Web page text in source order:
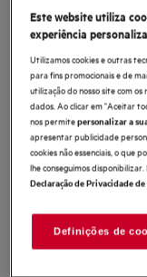
NSC7P751DS
Combinado
NoFrost
4.3 (43)
O combinado 7000
Mantém
Os novos frigoríficos
Este website utiliza
experiência
Utilizamos cookies e outras
para fins promocionais e de
utilização do nosso site com
dados. Ao clicar em "Aceitar
nos permitepersonalizar a
apresentar publicidade
cookies não essenciais, o que
lhe conseguimos
Declaração de Privacidade
Definições de